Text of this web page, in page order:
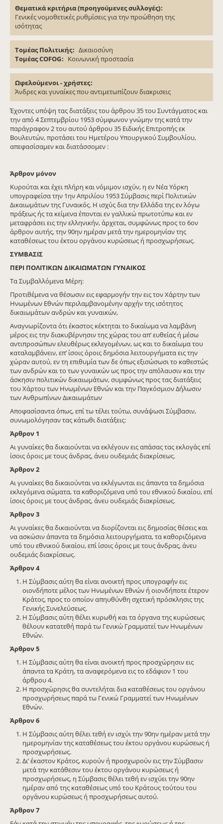
Θεματικά κριτήρια (προηγούμενες συλλογές)
Γενικές νομοθετικές ρυθμίσεις για την προώθηση της
ισότητας
Τομέας Πολιτικής
Δικαιοσύνη
Τομέας COFOG
Κοινωνική προστασία
Ωφελούμενοι - χρήστες
Άνδρες και γυναίκες που αντιμετωπίζουν διακρισεις
Έχοντες υπόψη τας διατάξεις του άρθρου 35 του Συντάγματος και
την από 4 Σεπτεμβρίου 1953 σύμφωνον γνώμην της κατά την
παράγραφον 2 του αυτού άρθρου 35 Ειδικής Επιτροπής εκ
Βουλευτών, προτάσει του Ημετέρου Υπουργικού Συμβουλίου,
απεφασίσαμεν και διατάσσομεν :
Άρθρον μόνον
Κυρούται και έχει πλήρη και νόμιμον ισχύν, η εν Νέα Υόρκη
υπογραφείσα την 1ην Απριλίου 1953 Σύμβασις περί Πολιτικών
Δικαιωμάτων της Γυναικός. Η ισχύς δια την Ελλάδα της εν λόγω
πράξεως ής τα κείμενα έπονται εν γαλλικώ πρωτοτύπω και εν
μεταφράσει εις την ελληνικήν, άρχεται, συμφώνως προς το 6ον
άρθρον αυτής, την 90ην ημέραν μετά την ημερομηνίαν της
καταθέσεως του έκτου οργάνου κυρώσεως ή προσχωρήσεως.
ΣΥΜΒΑΣΙΣ
ΠΕΡΙ ΠΟΛΙΤΙΚΩΝ ΔΙΚΑΙΩΜΑΤΩΝ ΓΥΝΑΙΚΟΣ
Τα Συμβαλλόμενα Μέρη:
Προτιθέμενα να θέσωσιν εις εφαρμογήν την εις τον Χάρτην των
Ηνωμένων Εθνών περιλαμβανομένην αρχήν της ισότητος
δικαιωμάτων ανδρών και γυναικών,
Αναγνωρίζοντα ότι έκαστος κέκτηται το δικαίωμα να λαμβάνη
μέρος εις την διακυβέρνησιν της χώρας του απ’ ευθείας ή μέσω
αντιπροσώπων ελευθέρως εκλεγομένων, ως και το δικαίωμα του
καταλαμβάνειν, επ’ ίσοις όροις δημόσια λειτουργήματα εις την
χώραν αυτού, εν τη επιθυμία των δε όπως εξισώσωσι το καθεστώς
των ανδρών και το των γυναικών ως προς την απόλαυσιν και την
άσκησιν πολιτικών δικαιωμάτων, συμφώνως προς τας διατάξεις
του Χάρτου των Ηνωμένων Εθνών και την Παγκόσμιον Δήλωσιν
των Ανθρωπίνων Δικαιωμάτων
Αποφασίσαντα όπως, επί τω τέλει τούτω, συνάψωσι Σύμβασιν,
συνωμολόγησαν τας κάτωθι διατάξεις:
Άρθρον 1
Αι γυναίκες θα δικαιούνται να εκλέγουν εις απάσας τας εκλογάς επί
ίσοις όροις με τους άνδρας, άνευ ουδεμιάς διακρίσεως.
Άρθρον 2
Αι γυναίκες θα δικαιούνται να εκλέγωνται εις άπαντα τα δημόσια
εκλεγόμενα σώματα, τα καθοριζόμενα υπό του εθνικού δικαίου, επί
ίσοις όροις με τους άνδρας, άνευ ουδεμιάς διακρίσεως.
Άρθρον 3
Αι γυναίκες θα δικαιούνται να διορίζονται εις δημοσίας θέσεις και
να ασκώσιν άπαντα τα δημόσια λειτουργήματα, τα καθοριζόμενα
υπό του εθνικού δικαίου, επί ίσοις όροις με τους άνδρας, άνευ
ουδεμιάς διακρίσεως.
Άρθρον 4
Η Σύμβασις αύτη θα είναι ανοικτή προς υπογραφήν εις
οιονδήποτε μέλος των Ηνωμένων Εθνών ή οιονδήποτε έτερον
Κράτος, προς το οποίον απηυθύνθη σχετική πρόσκλησις της
Γενικής Συνελεύσεως.
Η Σύμβασις αύτη θέλει κυρωθή και τα όργανα της κυρώσεως
θέλουν κατατεθή παρά τω Γενικώ Γραμματεί των Ηνωμένων
Εθνών.
Άρθρον 5
Η Σύμβασις αύτη θα είναι ανοικτή προς προσχώρησιν εις
άπαντα τα Κράτη, τα αναφερόμενα εις το εδάφιον 1 του
άρθρου 4.
Η προσχώρησις θα συντελήται δια καταθέσεως του οργάνου
προσχωρήσεως παρά τω Γενικώ Γραμματεί των Ηνωμένων
Εθνών.
Άρθρον 6
Η Σύμβασις αύτη θέλει τεθή εν ισχύι την 90ην ημέραν μετά την
ημερομηνίαν της καταθέσεως του έκτου οργάνου κυρώσεως ή
προσχωρήσεως.
Δι’ έκαστον Κράτος, κυρούν ή προσχωρούν εις την Σύμβασιν
μετά την κατάθεσιν του έκτου οργάνου κυρώσεως ή
προσχωρήσεως, η Σύμβασις θέλει τεθή εν ισχύει την 90ην
ημέραν από της καταθέσεως υπό του Κράτους τούτου του
οργάνου κυρώσεως ή προσχωρήσεως αυτού.
Άρθρον 7